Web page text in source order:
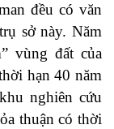
đều có văn
sở này. Năm
vùng đất của
hạn 40 năm
nghiên cứu
thuận có thời